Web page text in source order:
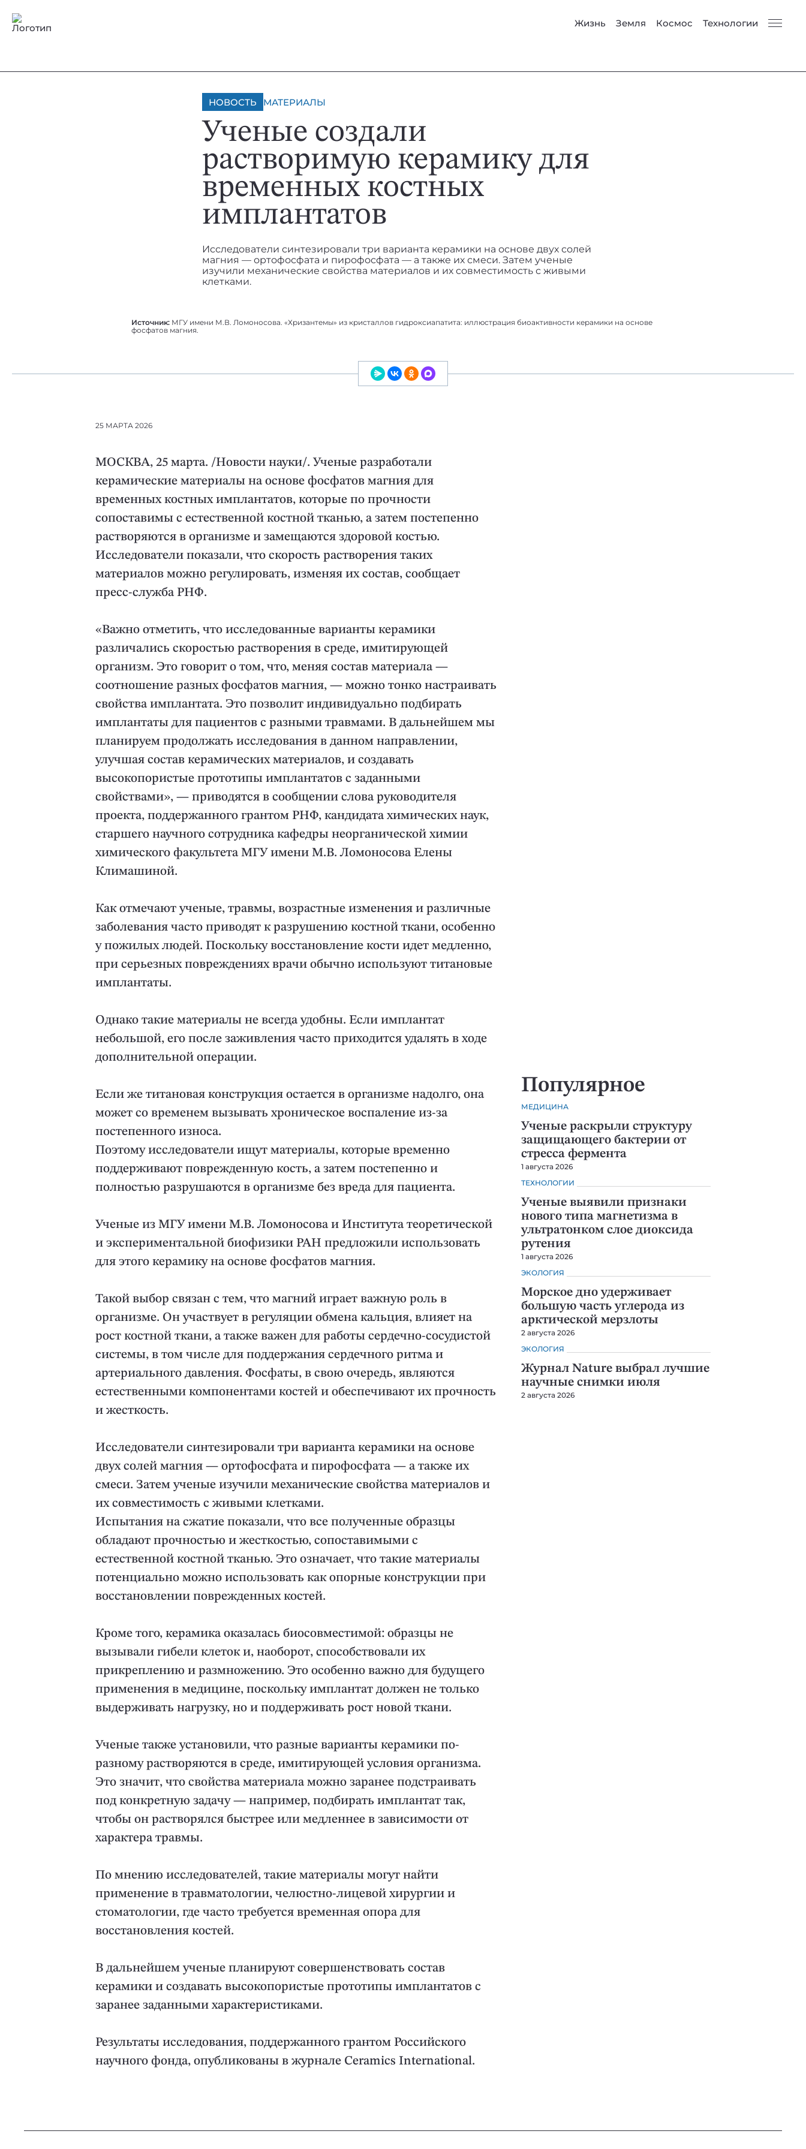
Жизнь Земля Космос Технологии
НОВОСТЬ МАТЕРИАЛЫ
Ученые создали
растворимую керамику для
временных костных
имплантатов
Исследователи синтезировали три варианта керамики на основе двух солей
магния — ортофосфата и пирофосфата — а также их смеси. Затем ученые
изучили механические свойства материалов и их совместимость с живыми
клетками.
Источник: МГУ имени М.В. Ломоносова. «Хризантемы» из кристаллов гидроксиапатита: иллюстрация биоактивности керамики на основе
фосфатов магния.
25 МАРТА 2026
МОСКВА, 25 марта. /Новости науки/. Ученые разработали
керамические материалы на основе фосфатов магния для
временных костных имплантатов, которые по прочности
сопоставимы с естественной костной тканью, а затем постепенно
растворяются в организме и замещаются здоровой костью.
Исследователи показали, что скорость растворения таких
материалов можно регулировать, изменяя их состав, сообщает
пресс-служба РНФ.
«Важно отметить, что исследованные варианты керамики
различались скоростью растворения в среде, имитирующей
организм. Это говорит о том, что, меняя состав материала —
соотношение разных фосфатов магния, — можно тонко настраивать
свойства имплантата. Это позволит индивидуально подбирать
имплантаты для пациентов с разными травмами. В дальнейшем мы
планируем продолжать исследования в данном направлении,
улучшая состав керамических материалов, и создавать
высокопористые прототипы имплантатов с заданными
свойствами», — приводятся в сообщении слова руководителя
проекта, поддержанного грантом РНФ, кандидата химических наук,
старшего научного сотрудника кафедры неорганической химии
химического факультета МГУ имени М.В. Ломоносова Елены
Климашиной.
Как отмечают ученые, травмы, возрастные изменения и различные
заболевания часто приводят к разрушению костной ткани, особенно
у пожилых людей. Поскольку восстановление кости идет медленно,
при серьезных повреждениях врачи обычно используют титановые
имплантаты.
Однако такие материалы не всегда удобны. Если имплантат
небольшой, его после заживления часто приходится удалять в ходе
дополнительной операции.
Если же титановая конструкция остается в организме надолго, она
может со временем вызывать хроническое воспаление из-за
постепенного износа.
Поэтому исследователи ищут материалы, которые временно
поддерживают поврежденную кость, а затем постепенно и
полностью разрушаются в организме без вреда для пациента.
Ученые из МГУ имени М.В. Ломоносова и Института теоретической
и экспериментальной биофизики РАН предложили использовать
для этого керамику на основе фосфатов магния.
Такой выбор связан с тем, что магний играет важную роль в
организме. Он участвует в регуляции обмена кальция, влияет на
рост костной ткани, а также важен для работы сердечно-сосудистой
системы, в том числе для поддержания сердечного ритма и
артериального давления. Фосфаты, в свою очередь, являются
естественными компонентами костей и обеспечивают их прочность
и жесткость.
Исследователи синтезировали три варианта керамики на основе
двух солей магния — ортофосфата и пирофосфата — а также их
смеси. Затем ученые изучили механические свойства материалов и
их совместимость с живыми клетками.
Испытания на сжатие показали, что все полученные образцы
обладают прочностью и жесткостью, сопоставимыми с
естественной костной тканью. Это означает, что такие материалы
потенциально можно использовать как опорные конструкции при
восстановлении поврежденных костей.
Кроме того, керамика оказалась биосовместимой: образцы не
вызывали гибели клеток и, наоборот, способствовали их
прикреплению и размножению. Это особенно важно для будущего
применения в медицине, поскольку имплантат должен не только
выдерживать нагрузку, но и поддерживать рост новой ткани.
Ученые также установили, что разные варианты керамики по-
разному растворяются в среде, имитирующей условия организма.
Это значит, что свойства материала можно заранее подстраивать
под конкретную задачу — например, подбирать имплантат так,
чтобы он растворялся быстрее или медленнее в зависимости от
характера травмы.
По мнению исследователей, такие материалы могут найти
применение в травматологии, челюстно-лицевой хирургии и
стоматологии, где часто требуется временная опора для
восстановления костей.
В дальнейшем ученые планируют совершенствовать состав
керамики и создавать высокопористые прототипы имплантатов с
заранее заданными характеристиками.
Результаты исследования, поддержанного грантом Российского
научного фонда, опубликованы в журнале Ceramics International.
Популярное
МЕДИЦИНА
Ученые раскрыли структуру
защищающего бактерии от
стресса фермента
1 августа 2026
ТЕХНОЛОГИИ
Ученые выявили признаки
нового типа магнетизма в
ультратонком слое диоксида
рутения
1 августа 2026
ЭКОЛОГИЯ
Морское дно удерживает
большую часть углерода из
арктической мерзлоты
2 августа 2026
ЭКОЛОГИЯ
Журнал Nature выбрал лучшие
научные снимки июля
2 августа 2026